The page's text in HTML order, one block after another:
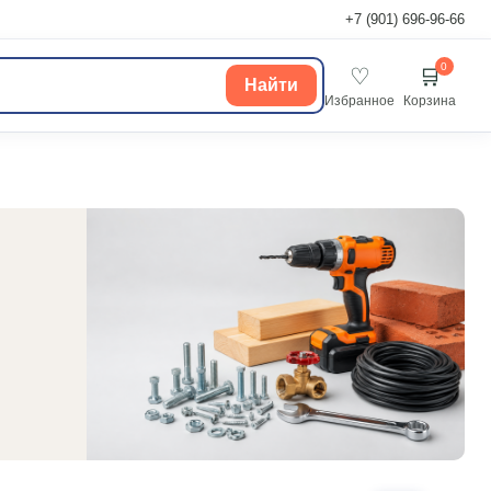
+7 (901) 696-96-66
Найти ♡
Избранное
🛒0
Корзина